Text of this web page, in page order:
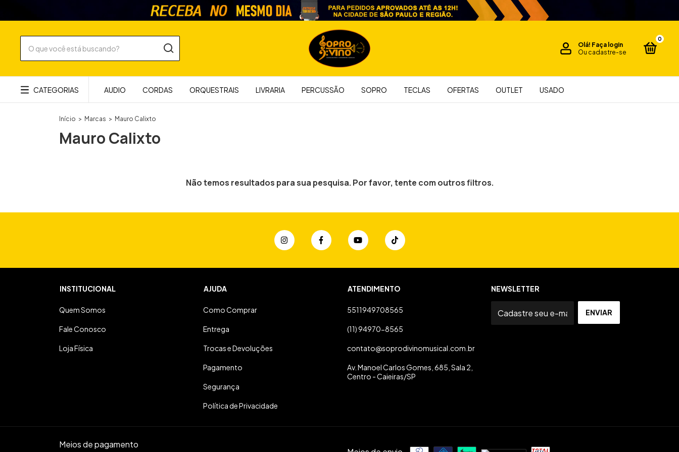
Olá! Faça login
Ou cadastre-se
0
CATEGORIAS AUDIO CORDAS ORQUESTRAIS LIVRARIA PERCUSSÃO SOPRO TECLAS OFERTAS OUTLET USADO
Início > Marcas > Mauro Calixto
Mauro Calixto
Não temos resultados para sua pesquisa. Por favor, tente com outros filtros.
INSTITUCIONAL
Quem Somos
Fale Conosco
Loja Física
AJUDA
Como Comprar
Entrega
Trocas e Devoluções
Pagamento
Segurança
Política de Privacidade
ATENDIMENTO
5511949708565
(11) 94970-8565
contato@soprodivinomusical.com.br
Av. Manoel Carlos Gomes, 685, Sala 2,
Centro - Caieiras/SP
NEWSLETTER
Meios de pagamento